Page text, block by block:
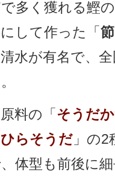
多く獲れる鰹
して作った「節
水が有名で、
料の「そうだ
ひらそうだ 」の
体型も前後に